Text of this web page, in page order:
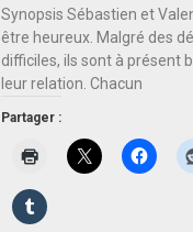
Synopsis Sébastien et
être heureux. Malgré des
difficiles, ils sont à présent
leur relation. Chacun
Partager :